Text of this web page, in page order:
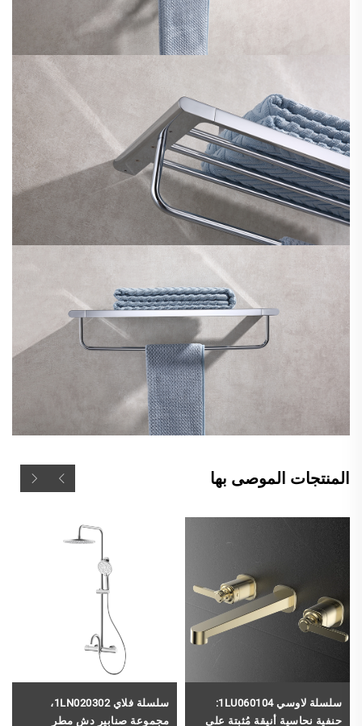
المنتجات الموصى بها
سلسلة لاوسي 1LU060104:
حنفية نحاسية أنيقة مُثبتة على
سلسلة فلاي 1LN020302،
مجموعة صنابير دش مطر